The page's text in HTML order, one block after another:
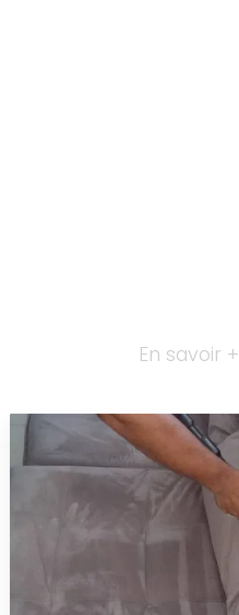
En savoir +